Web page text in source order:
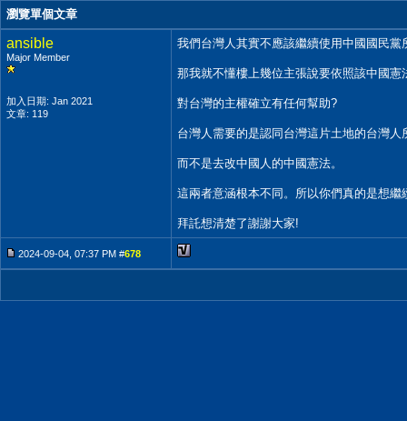
瀏覽單個文章
ansible
Major Member
加入日期: Jan 2021
文章: 119
我們台灣人其實不應該繼續使用中國國民
那我就不懂樓上幾位主張說要依照該中國
對台灣的主權確立有任何幫助?
台灣人需要的是認同台灣這片土地的台灣人
而不是去改中國人的中國憲法。
這兩者意涵根本不同。所以你們真的是想繼
拜託想清楚了謝謝大家!
2024-09-04, 07:37 PM #678